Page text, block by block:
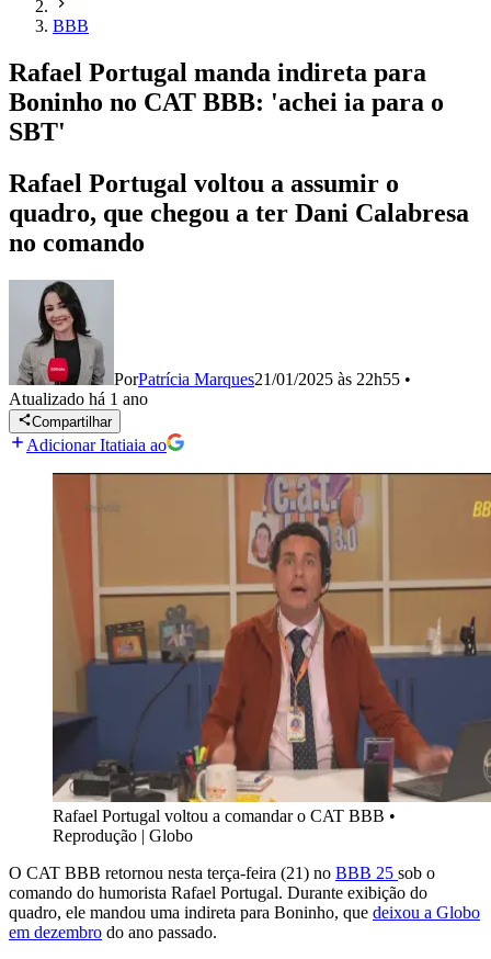
BBB
Rafael Portugal manda indireta para
Boninho no CAT BBB: 'achei ia para o
SBT'
Rafael Portugal voltou a assumir o
quadro, que chegou a ter Dani Calabresa
no comando
PorPatrícia Marques21/01/2025 às 22h55 •
Atualizado há 1 ano
Compartilhar
Adicionar Itatiaia ao
Rafael Portugal voltou a comandar o CAT BBB •
Reprodução | Globo
O CAT BBB retornou nesta terça-feira (21) no BBB 25 sob o
comando do humorista Rafael Portugal. Durante exibição do
quadro, ele mandou uma indireta para Boninho, que deixou a Globo
em dezembro do ano passado.